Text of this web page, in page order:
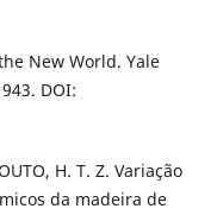
the New World. Yale
DOI:
H. T. Z. Variação
da madeira de